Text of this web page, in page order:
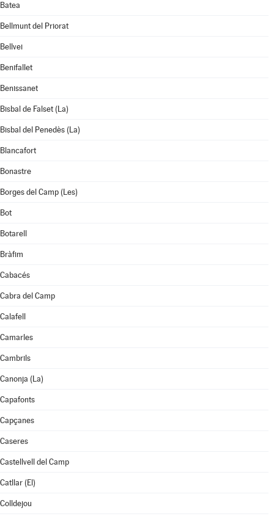
Batea
Bellmunt del Priorat
Bellvei
Benifallet
Benissanet
Bisbal de Falset (La)
Bisbal del Penedès (La)
Blancafort
Bonastre
Borges del Camp (Les)
Bot
Botarell
Bràfim
Cabacés
Cabra del Camp
Calafell
Camarles
Cambrils
Canonja (La)
Capafonts
Capçanes
Caseres
Castellvell del Camp
Catllar (El)
Colldejou